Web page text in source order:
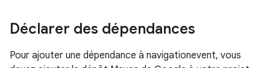
Déclarer des dépendances
Pour ajouter une dépendance à navigationevent, vous